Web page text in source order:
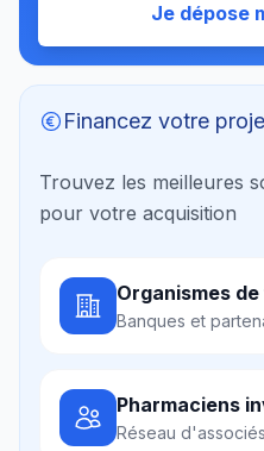
Je dépose
Financez votre
Trouvez les meilleures
pour votre acquisition
Organismes
Banques et
Pharmaciens
Réseau